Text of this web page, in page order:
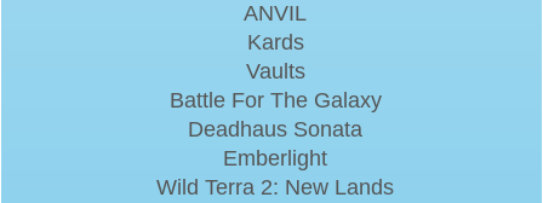
ANVIL
Kards
Vaults
Battle For The Galaxy
Deadhaus Sonata
Emberlight
Wild Terra 2: New Lands